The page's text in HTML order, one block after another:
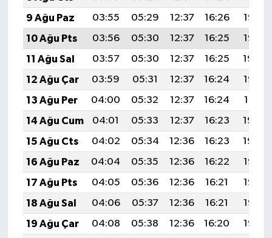
9 Ağu Paz
03:55 05:29 12:37 16:26
19:36
10 Ağu Pts
03:56 05:30 12:37 16:25
19:35
11 Ağu Sal
03:57 05:30 12:37 16:25
19:34
12 Ağu Çar
03:59 05:31 12:37 16:24
19:32
13 Ağu Per
04:00 05:32 12:37 16:24
19:31
14 Ağu Cum
04:01 05:33 12:37 16:23
19:30
15 Ağu Cts
04:02 05:34 12:36 16:23
19:29
16 Ağu Paz
04:04 05:35 12:36 16:22
19:27
17 Ağu Pts
04:05 05:36 12:36 16:21
19:26
18 Ağu Sal
04:06 05:37 12:36 16:21
19:25
19 Ağu Çar
04:08 05:38 12:36 16:20
19:23